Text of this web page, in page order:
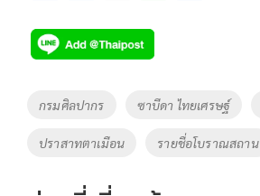
e
b
o
k
tt
er
p
y
Li
Tags
กรมศิลปากร ซาบีดา ไทยเศรษฐ์
ปราสาทตาเมือน รายชื่อโบราณสถาน